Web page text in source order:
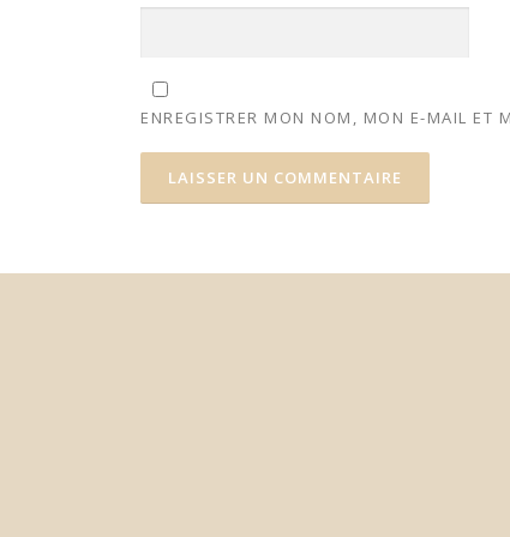
ENREGISTRER MON NOM, MON E-MAIL ET